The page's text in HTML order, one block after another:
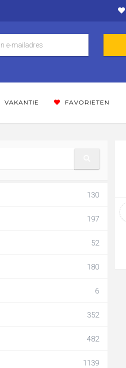
VAKANTIE FAVORIETEN
130
197
52
180
6
352
482
1139